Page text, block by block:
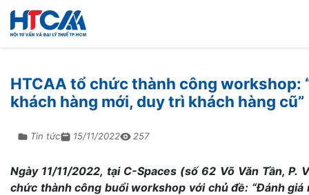
HTCAA tổ chức thành công workshop:
khách hàng mới, duy trì khách hàng cũ”
Tin tức 15/11/2022 257
Ngày 11/11/2022, tại C-Spaces (số 62 Võ Văn Tần, P.
chức thành công buổi workshop với chủ đề: “Đánh